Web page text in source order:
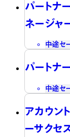
パートナ
ネージャ
中途セ
パートナ
中途セ
アカウン
ーサクセ